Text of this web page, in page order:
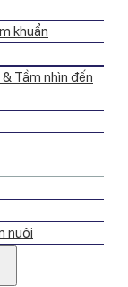
khuẩn
Tầm nhìn đến
nuôi